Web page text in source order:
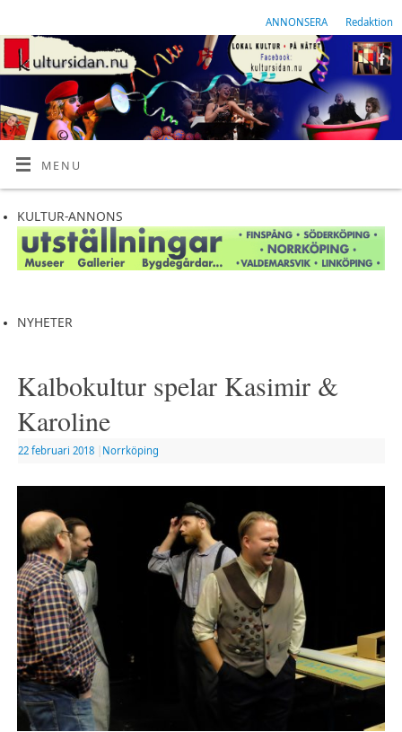
ANNONSERA Redaktion
MENU
KULTUR-ANNONS
NYHETER
Kalbokultur spelar Kasimir &
Karoline
22 februari 2018 Norrköping